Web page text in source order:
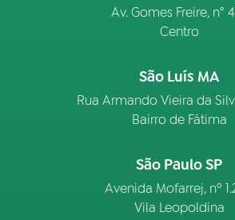
Av. Gomes Freire, n°
Centro
São Luís MA
Rua Armando Vieira da
Bairro de Fátima
São Paulo SP
Avenida Mofarrej, nº
Vila Leopoldina